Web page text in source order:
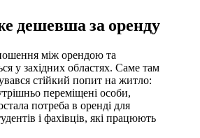
дешевша за оренду
між орендою та
у західних областях. Саме там
стійкий попит на житло:
переміщені особи,
потреба в оренді для
і фахівців, які працюють